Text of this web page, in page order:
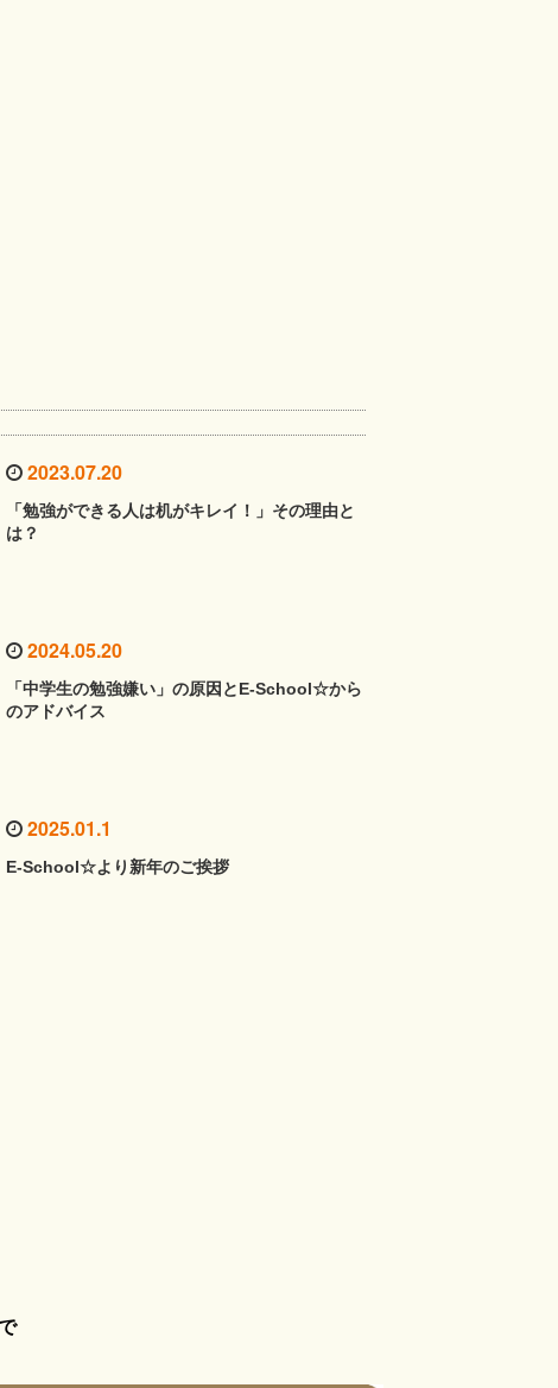
2023.07.20
「勉強ができる人は机がキレイ！」その理由と
は？
2024.05.20
「中学生の勉強嫌い」の原因とE-School☆から
のアドバイス
2025.01.1
E-School☆より新年のご挨拶